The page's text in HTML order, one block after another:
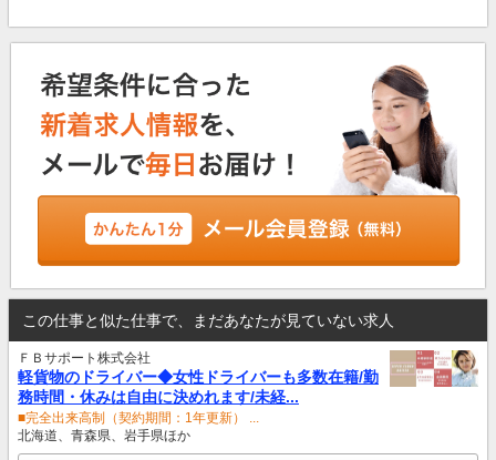
この仕事と似た仕事で、まだあなたが見ていない求人
ＦＢサポート株式会社
軽貨物のドライバー◆女性ドライバーも多数在籍/勤
務時間・休みは自由に決めれます/未経...
■完全出来高制（契約期間：1年更新） ...
北海道、青森県、岩手県ほか